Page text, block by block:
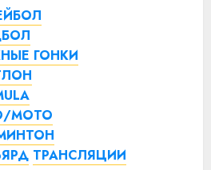
ГОНКИ
МОТО
ТРАНСЛЯЦИИ